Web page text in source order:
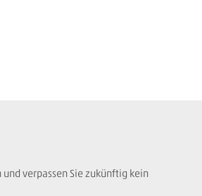
verpassen Sie zukünftig kein